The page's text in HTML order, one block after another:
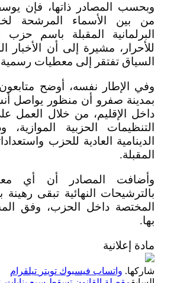
وبحسب المصادر ذاتها، فإن
من بين الأسماء المرشحة
البرلمانية المقبلة باسم
للأحرار، مشيرة إلى أن الأخبار
السياق تفتقر إلى معطيات
وفي الإطار نفسه، أوضح
بمدينة صفرو أن منظور يواصل
داخل الإقليم، من خلال العمل
التنظيمات الحزبية
الدينامية العادية للحزب
المقبلة.
وأضافت المصادر أن أي
بالترشيحات النهائية تبقى رهينة
المختصة داخل الحزب، وفق
بها.
مادة إعلانية
شاركها. واتساب فيسبوك تويتر تيلقرام